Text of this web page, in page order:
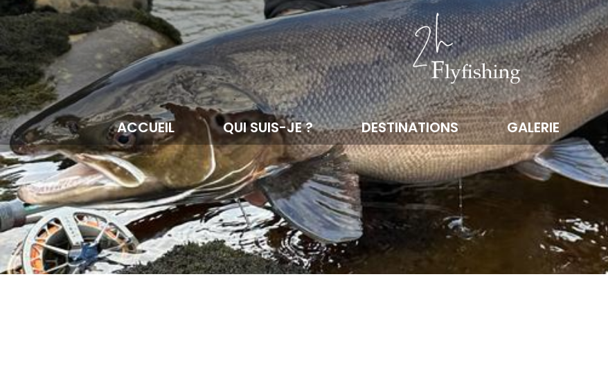
ACCUEIL QUI SUIS-JE ? DESTINATIONS GALERIE